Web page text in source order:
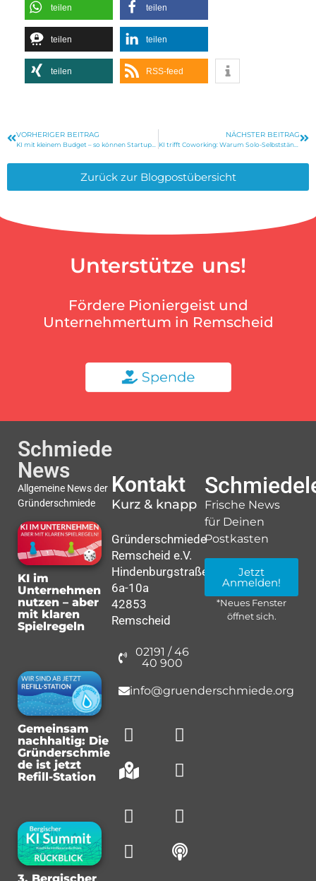
teilen teilen
teilen teilen
teilen RSS-feed
VORHERIGER BEITRAG NÄCHSTER BEITRAG
KI trifft Coworking: Warum Solo-Selbstständige von Gemeinschaft profitieren
Zurück zur Blogpostübersicht
Unterstütze uns!
Fördere Pioniergeist und
Unternehmertum in Remscheid
Schmiede
News
Allgemeine News der
Gründerschmiede
KI im
Unternehmen
nutzen – aber
mit klaren
Spielregeln
Gemeinsam
nachhaltig: Die
Gründerschmie
de ist jetzt
Refill-Station
Kontakt
Kurz & knapp
Gründerschmiede
Remscheid e.V.
Hindenburgstraße
6a-10a
42853
Remscheid
02191 / 46
40 900
info@gruenderschmiede.org
Frische News
für Deinen
Postkasten
Jetzt
Anmelden!
*Neues Fenster
öffnet sich.